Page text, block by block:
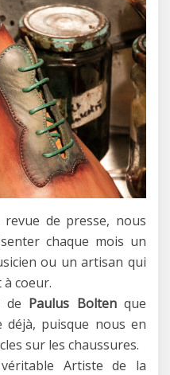
de presse, nous
chaque mois un
ou un artisan qui
coeur.
de Paulus Boltenque
déjà, puisque nous en
sur les chaussures.
véritable Artiste de la